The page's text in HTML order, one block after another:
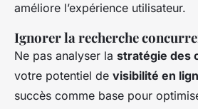
améliore l’expérience utilisateur.
Ignorer la recherche
Ne pas analyser la stratégie des
votre potentiel de visibilité en
succès comme base pour